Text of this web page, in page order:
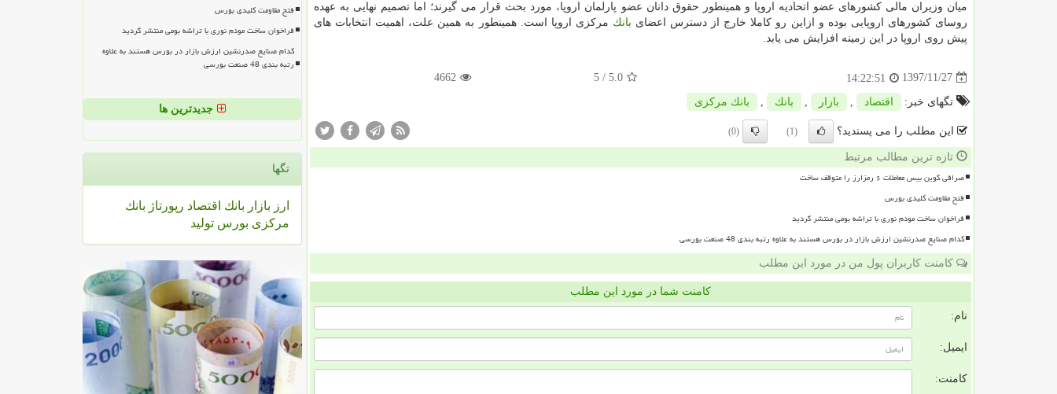
میان وزیران مالی كشورهای عضو اتحادیه اروپا و همینطور حقوق دانان عضو پارلمان اروپا، مورد بحث قرار می گیرند؛ اما تصمیم نهایی به عهده
روسای كشورهای اروپایی بوده و ازاین رو كاملا خارج از دسترس اعضای بانك مركزی اروپا است. همینطور به همین علت، اهمیت انتخابات های
پیش روی اروپا در این زمینه افزایش می یابد.
1397/11/27
14:22:51
5.0
/ 5
4662
تگهای خبر: اقتصاد بازار بانك بانك مركزی
این مطلب را می پسندید؟ (1)
(0)
تازه ترین مطالب مرتبط
صرافی کوین بیس معاملات ۶ رمزارز را متوقف ساخت
فتح مقاومت کلیدی بورس
فراخوان ساخت مودم نوری با تراشه بومی منتشر گردید
کدام صنایع صدرنشین ارزش بازار در بورس هستند به علاوه رتبه بندی 48 صنعت بورسی
کامنت کاربران پول من در مورد این مطلب
کامنت شما در مورد این مطلب
نام:
ایمیل:
کامنت:
فتح مقاومت کلیدی بورس
فراخوان ساخت مودم نوری با تراشه بومی منتشر گردید
کدام صنایع صدرنشین ارزش بازار در بورس هستند به علاوه
رتبه بندی 48 صنعت بورسی
جدیدترین ها
تگها
ارز بازار بانك اقتصاد رپورتاژ بانك
مركزی بورس تولید